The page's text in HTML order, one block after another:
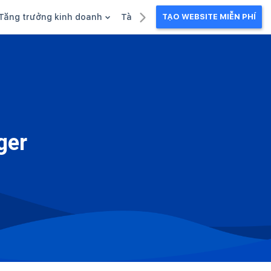
trưởng kinh doanh Tài liệu kinh doanhTẠO WEBSITE MIỄN PHÍ